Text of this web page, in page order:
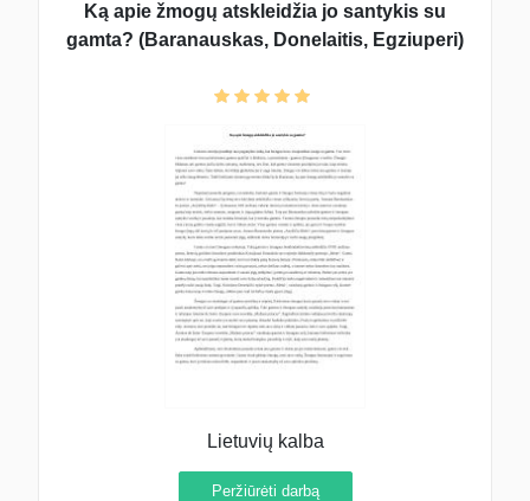
Ką apie žmogų atskleidžia jo santykis su
gamta? (Baranauskas, Donelaitis, Egziuperi)
Lietuvių kalba
Peržiūrėti darbą